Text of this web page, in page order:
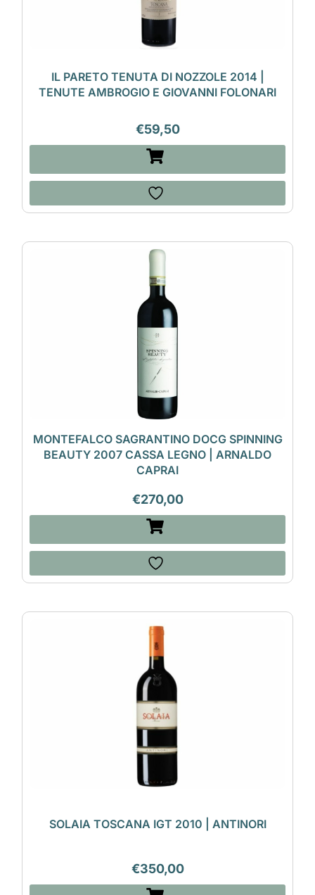
IL PARETO TENUTA DI NOZZOLE 2014 |
TENUTE AMBROGIO E GIOVANNI FOLONARI
€59,50
MONTEFALCO SAGRANTINO DOCG SPINNING
BEAUTY 2007 CASSA LEGNO | ARNALDO
CAPRAI
€270,00
SOLAIA TOSCANA IGT 2010 | ANTINORI
€350,00